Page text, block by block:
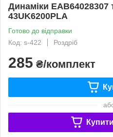
Динаміки EAB64028307
43UK6200PLA
Готово до відправки
Код: s-422
Роздріб
285 ₴/комплект